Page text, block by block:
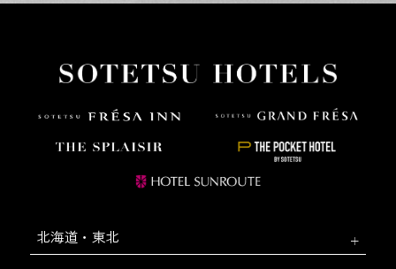
北海道・東北